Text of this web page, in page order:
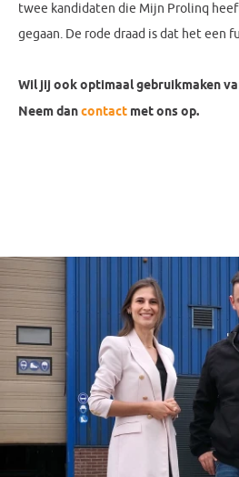
twee kandidaten die Mijn Prolinq
gegaan. De rode draad is dat het een
Wil jij ook optimaal gebruikmaken
Neem dancontact met ons op.